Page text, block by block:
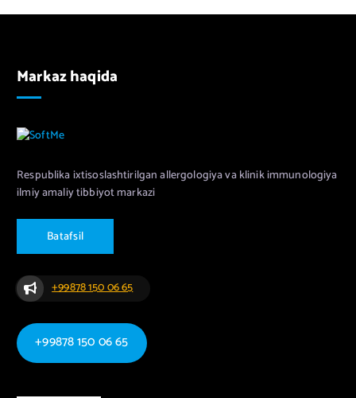
Markaz haqida
Respublika ixtisoslashtirilgan allergologiya va klinik immunologiya
ilmiy amaliy tibbiyot markazi
Batafsil
+99878 150 06 65
+99878 150 06 65